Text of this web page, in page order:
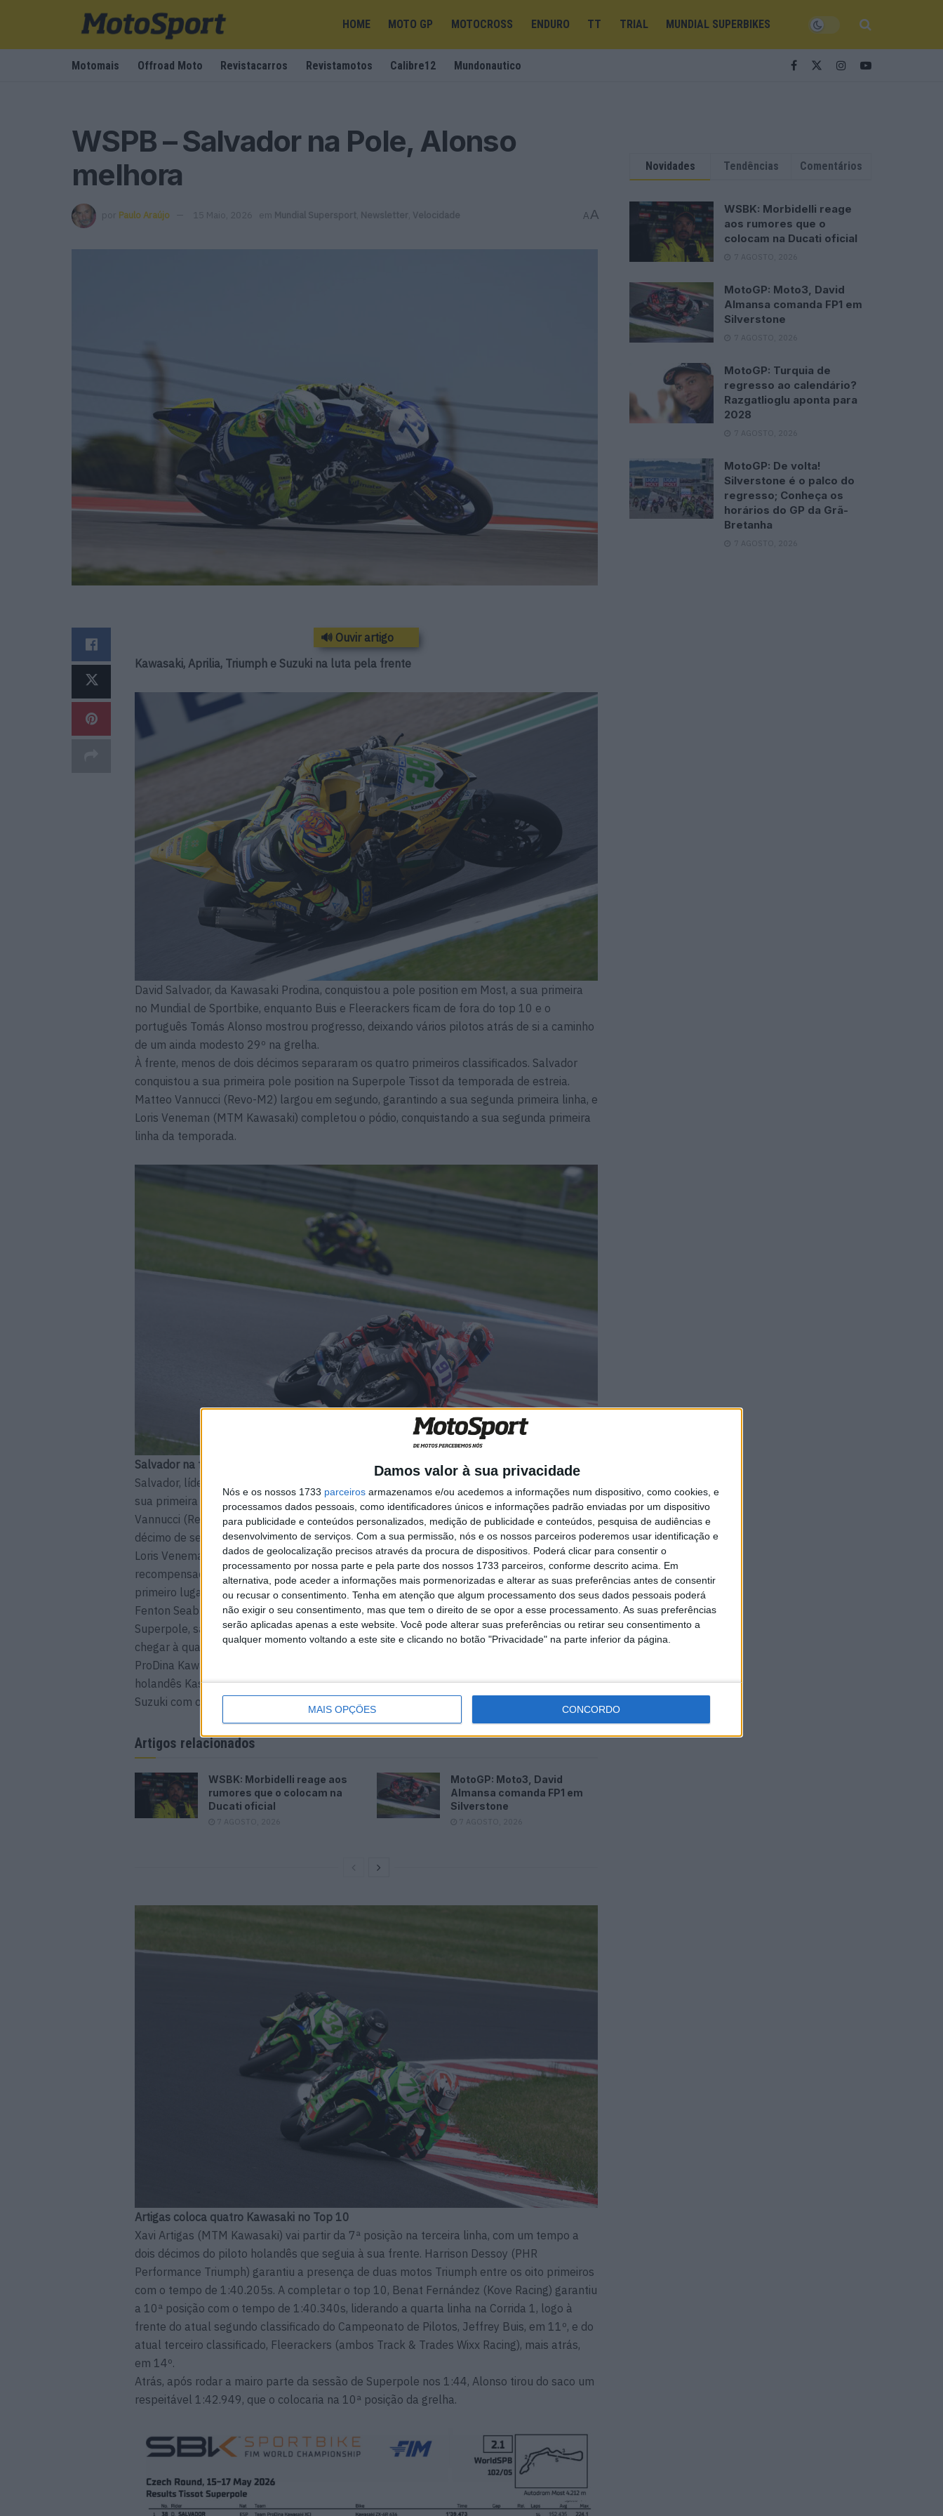
Damos valor à sua privacidade
Nós e os nossos 1733 parceiros armazenamos e/ou acedemos a informações num dispositivo, como cookies, e
processamos dados pessoais, como identificadores únicos e informações padrão enviadas por um dispositivo
para publicidade e conteúdos personalizados, medição de publicidade e conteúdos, pesquisa de audiências e
desenvolvimento de serviços. Com a sua permissão, nós e os nossos parceiros poderemos usar identificação e
dados de geolocalização precisos através da procura de dispositivos. Poderá clicar para consentir o
processamento por nossa parte e pela parte dos nossos 1733 parceiros, conforme descrito acima. Em
alternativa, pode aceder a informações mais pormenorizadas e alterar as suas preferências antes de consentir
ou recusar o consentimento. Tenha em atenção que algum processamento dos seus dados pessoais poderá
não exigir o seu consentimento, mas que tem o direito de se opor a esse processamento. As suas preferências
serão aplicadas apenas a este website. Você pode alterar suas preferências ou retirar seu consentimento a
qualquer momento voltando a este site e clicando no botão "Privacidade" na parte inferior da página.
MAIS OPÇÕES CONCORDO
HOME MOTO GP MOTOCROSS ENDURO TT TRIAL MUNDIAL SUPERBIKES
Motomais Offroad Moto Revistacarros Revistamotos Calibre12 Mundonautico
WSPB – Salvador na Pole, Alonso
melhora
por Paulo Araújo 15 Maio, 2026 em Mundial Supersport Newsletter Velocidade AA
🔊 Ouvir artigo
Kawasaki, Aprilia, Triumph e Suzuki na luta pela frente
David Salvador, da Kawasaki Prodina, conquistou a pole position em Most, a sua primeira
no Mundial de Sportbike, enquanto Buis e Fleerackers ficam de fora do top 10 e o
português Tomás Alonso mostrou progresso, deixando vários pilotos atrás de si a caminho
de um ainda modesto 29º na grelha.
À frente, menos de dois décimos separaram os quatro primeiros classificados. Salvador
conquistou a sua primeira pole position na Superpole Tissot da temporada de estreia.
Matteo Vannucci (Revo-M2) largou em segundo, garantindo a sua segunda primeira linha, e
Loris Veneman (MTM Kawasaki) completou o pódio, conquistando a sua segunda primeira
linha da temporada.
Salvador na frente
Salvador, líder do campeonato, disputou a pole position durante toda a sessão e garantiu a
sua primeira pole da temporada com um impressionante tempo de 1:39.473s. Matteo
Vannucci (Revo-M2) terminou na sua Aprilia com o tempo de 1:39.558s, menos de um
décimo de segundo mais lento que Salvador.
Loris Veneman (MTM Kawasaki) registou tempos fortes durante toda a sessão e foi
recompensado com a terceira posição na primeira linha, a pouco mais de um décimo do
primeiro lugar.
Fenton Seabright (PHR Performance Triumph) continuou a sua ascensão nas sessões de
Superpole, saindo da nona posição em Portimão, passando pela sétima em Assen, até
chegar à quarta posição em Most, graças ao tempo de 1:39.626s. Antonio Torres (Team
ProDina Kawasaki XCI) seguiu o inglês para a quinta posição na segunda linha, à frente do
holandês Kas Beekmans (VLR Racing Team Suzuki), terminando como o melhor piloto da
Suzuki com o tempo de 1’39.857s.
Artigos relacionados
WSBK: Morbidelli reage aos
rumores que o colocam na
Ducati oficial
7 AGOSTO, 2026
MotoGP: Moto3, David
Almansa comanda FP1 em
Silverstone
7 AGOSTO, 2026
Artigas coloca quatro Kawasaki no Top 10
Xavi Artigas (MTM Kawasaki) vai partir da 7ª posição na terceira linha, com um tempo a
dois décimos do piloto holandês que seguia à sua frente. Harrison Dessoy (PHR
Performance Triumph) garantiu a presença de duas motos Triumph entre os oito primeiros
com o tempo de 1:40.205s. A completar o top 10, Benat Fernández (Kove Racing) garantiu
a 10ª posição com o tempo de 1:40.340s, liderando a quarta linha na Corrida 1, logo à
frente do atual segundo classificado do Campeonato de Pilotos, Jeffrey Buis, em 11º, e do
atual terceiro classificado, Fleerackers (ambos Track & Trades Wixx Racing), mais atrás,
em 14º.
Atrás, após rodar a mairo parte da sessão de Superpole nos 1:44, Alonso tirou do saco um
respeitável 1:42.949, que o colocaria na 10ª posição da grelha.
Novidades Tendências Comentários
WSBK: Morbidelli reage
aos rumores que o
colocam na Ducati oficial
7 AGOSTO, 2026
MotoGP: Moto3, David
Almansa comanda FP1 em
Silverstone
7 AGOSTO, 2026
MotoGP: Turquia de
regresso ao calendário?
Razgatlioglu aponta para
2028
7 AGOSTO, 2026
MotoGP: De volta!
Silverstone é o palco do
regresso; Conheça os
horários do GP da Grã-
Bretanha
7 AGOSTO, 2026